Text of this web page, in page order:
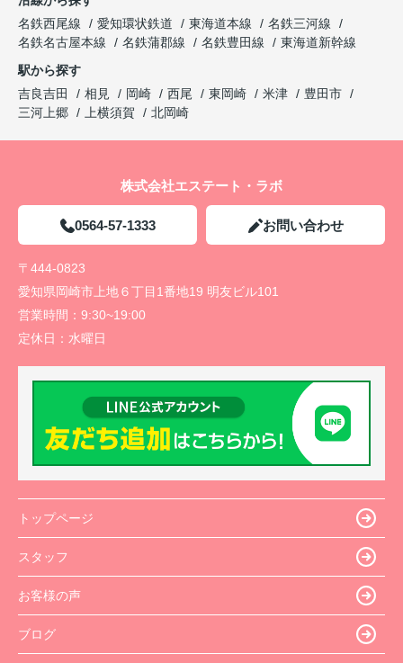
名鉄西尾線
愛知環状鉄道 東海道本線
名鉄三河線
名鉄名古屋本線
名鉄蒲郡線 名鉄豊田線
東海道新幹線
駅から探す
吉良吉田
相見 岡崎 西尾 東岡崎 米津
豊田市
三河上郷
上横須賀 北岡崎
株式会社エステート・ラボ
0564-57-1333 お問い合わせ
〒444-0823
愛知県岡崎市上地６丁目1番地19 明友ビル101
営業時間： 9:30~19:00
定休日： 水曜日
トップページ
スタッフ
お客様の声
ブログ